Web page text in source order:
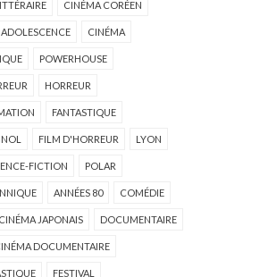
CINÉMA CORÉEN
ADOLESCENCE CINÉMA
POWERHOUSE
HORREUR
FANTASTIQUE
FILM D'HORREUR LYON
FICTION POLAR
ANNÉES 80 COMÉDIE
CINÉMA JAPONAIS DOCUMENTAIRE
DOCUMENTAIRE
FESTIVAL